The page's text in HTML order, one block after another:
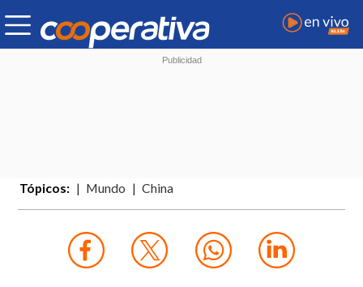
Tópicos: Mundo China